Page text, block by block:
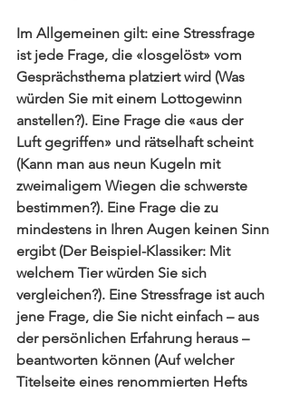
Im Allgemeinen gilt: eine Stressfrage
ist jede Frage, die «losgelöst» vom
Gesprächsthema platziert wird (Was
würden Sie mit einem Lottogewinn
anstellen?). Eine Frage die «aus der
Luft gegriffen» und rätselhaft scheint
(Kann man aus neun Kugeln mit
zweimaligem Wiegen die schwerste
bestimmen?). Eine Frage die zu
mindestens in Ihren Augen keinen Sinn
ergibt (Der Beispiel-Klassiker: Mit
welchem Tier würden Sie sich
vergleichen?). Eine Stressfrage ist auch
jene Frage, die Sie nicht einfach – aus
der persönlichen Erfahrung heraus –
beantworten können (Auf welcher
Titelseite eines renommierten Hefts